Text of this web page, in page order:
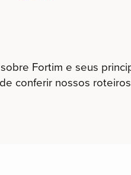
Fortim e seus
conferir nossos